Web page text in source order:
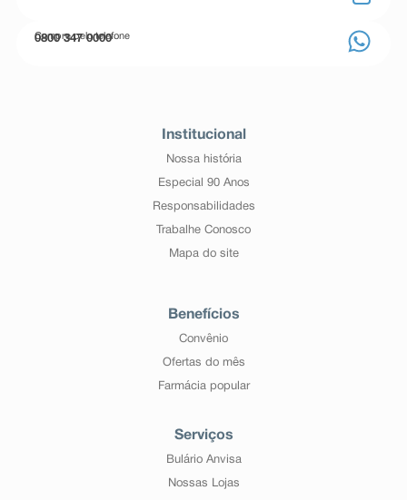
Compre pelo telefone
0800 347 0000
Institucional
Nossa história
Especial 90 Anos
Responsabilidades
Trabalhe Conosco
Mapa do site
Benefícios
Convênio
Ofertas do mês
Farmácia popular
Serviços
Bulário Anvisa
Nossas Lojas